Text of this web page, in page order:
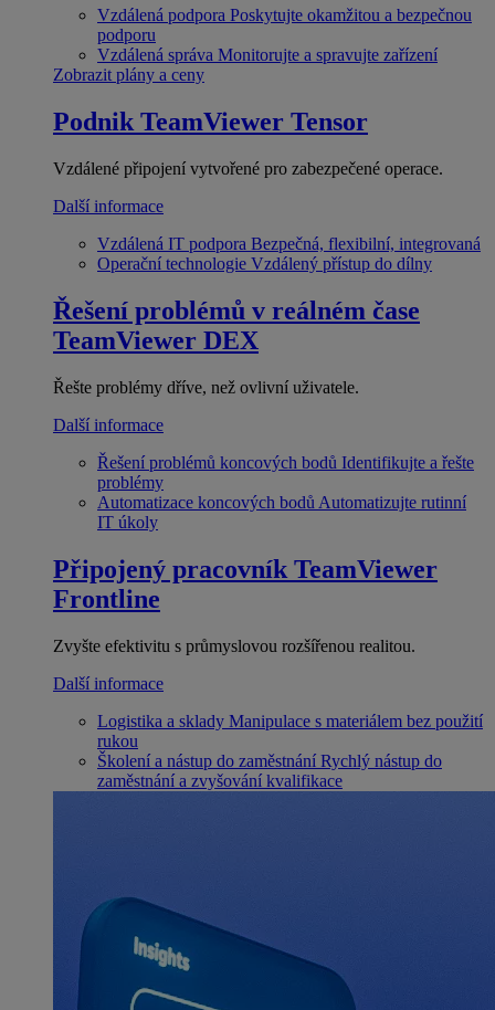
Vzdálená podpora Poskytujte okamžitou a bezpečnou
podporu
Vzdálená správa Monitorujte a spravujte zařízení
Zobrazit plány a ceny
Podnik TeamViewer Tensor
Vzdálené připojení vytvořené pro zabezpečené operace.
Další informace
Vzdálená IT podpora Bezpečná, flexibilní, integrovaná
Operační technologie Vzdálený přístup do dílny
Řešení problémů v reálném čase
TeamViewer DEX
Řešte problémy dříve, než ovlivní uživatele.
Další informace
Řešení problémů koncových bodů Identifikujte a řešte
problémy
Automatizace koncových bodů Automatizujte rutinní
IT úkoly
Připojený pracovník TeamViewer
Frontline
Zvyšte efektivitu s průmyslovou rozšířenou realitou.
Další informace
Logistika a sklady Manipulace s materiálem bez použití
rukou
Školení a nástup do zaměstnání Rychlý nástup do
zaměstnání a zvyšování kvalifikace